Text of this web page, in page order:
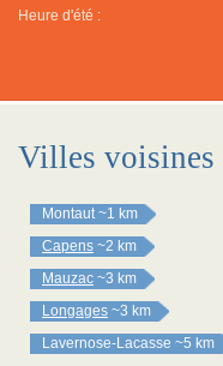
Heure d'été :
Villes voisines
Montaut ~1 km
Capens ~2 km
Mauzac ~3 km
Longages ~3 km
Lavernose-Lacasse ~5 km